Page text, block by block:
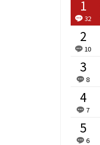
32
10
8
7
6